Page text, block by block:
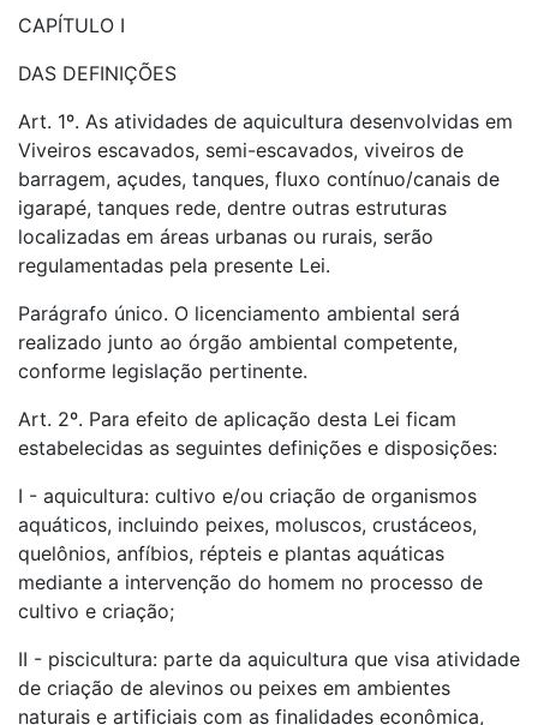
CAPÍTULO I
DAS DEFINIÇÕES
Art. 1º. As atividades de aquicultura desenvolvidas em
Viveiros escavados, semi-escavados, viveiros de
barragem, açudes, tanques, fluxo contínuo/canais de
igarapé, tanques rede, dentre outras estruturas
localizadas em áreas urbanas ou rurais, serão
regulamentadas pela presente Lei.
Parágrafo único. O licenciamento ambiental será
realizado junto ao órgão ambiental competente,
conforme legislação pertinente.
Art. 2º. Para efeito de aplicação desta Lei ficam
estabelecidas as seguintes definições e disposições:
I - aquicultura: cultivo e/ou criação de organismos
aquáticos, incluindo peixes, moluscos, crustáceos,
quelônios, anfíbios, répteis e plantas aquáticas
mediante a intervenção do homem no processo de
cultivo e criação;
II - piscicultura: parte da aquicultura que visa atividade
de criação de alevinos ou peixes em ambientes
naturais e artificiais com as finalidades econômica,